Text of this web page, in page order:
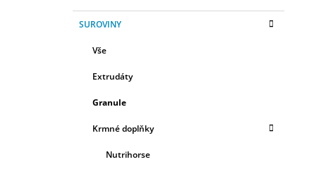
SUROVINY
Vše
Extrudáty
Granule
Krmné doplňky
Nutrihorse